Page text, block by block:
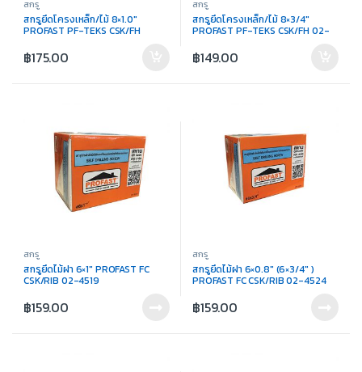
สกรู
สกรูยึดโครงเหล็ก/ไม้ 8×1.0″
PROFAST PF-TEKS CSK/FH
฿175.00
สกรู
สกรูยึดโครงเหล็ก/ไม้ 8×3/4″
PROFAST PF-TEKS CSK/FH 02-
฿149.00
สกรู
สกรูยึดไม้ฝา 6×1″ PROFAST FC
CSK/RIB 02-4519
฿159.00
สกรู
สกรูยึดไม้ฝา 6×0.8″ (6×3/4″ )
PROFAST FC CSK/RIB 02-4524
฿159.00